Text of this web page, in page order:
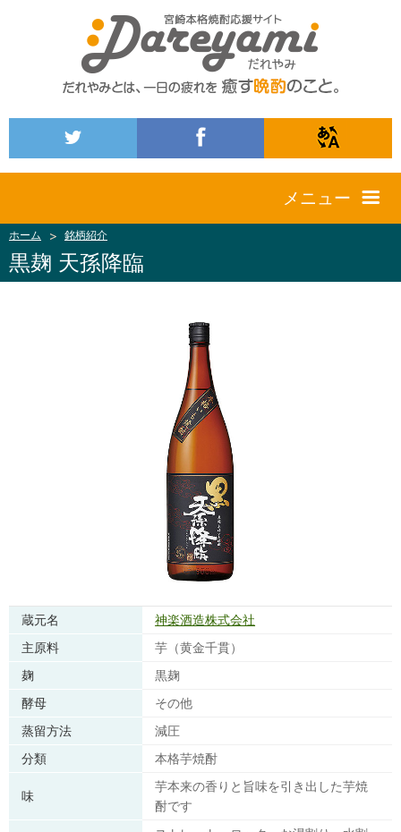
メニュー
ホーム 銘柄紹介
黒麹 天孫降臨
蔵元名
神楽酒造株式会社
主原料
芋（黄金千貫）
麹
黒麹
酵母
その他
蒸留方法
減圧
分類
本格芋焼酎
味
芋本来の香りと旨味を引き出した芋焼
酎です